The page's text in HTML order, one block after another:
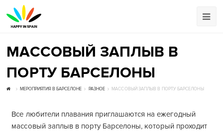
МАССОВЫЙ ЗАПЛЫВ В
ПОРТУ БАРСЕЛОНЫ
МЕРОПРИЯТИЯ В БАРСЕЛОНЕ РАЗНОЕ МАССОВЫЙ ЗАПЛЫВ В ПОРТУ БАРСЕЛОНЫ
Все любители плавания приглашаются на ежегодный
массовый заплыв в порту Барселоны, который проходит